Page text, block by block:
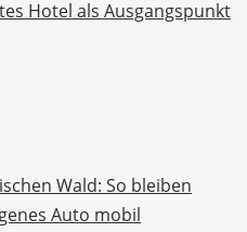
Hotel als Ausgangspunkt
Wald: So bleiben
Auto mobil